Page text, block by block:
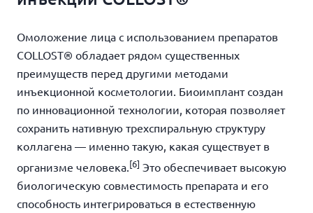
Омоложение лица с использованием препаратов
COLLOST® обладает рядом существенных
преимуществ перед другими методами
инъекционной косметологии. Биоимплант создан
по инновационной технологии, которая позволяет
сохранить нативную трехспиральную структуру
коллагена — именно такую, какая существует в
организме человека.[6] Это обеспечивает высокую
биологическую совместимость препарата и его
способность интегрироваться в естественную